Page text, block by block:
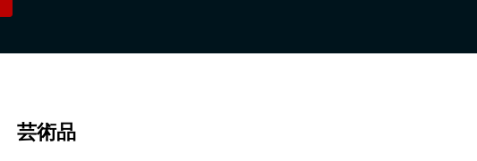
芸術品